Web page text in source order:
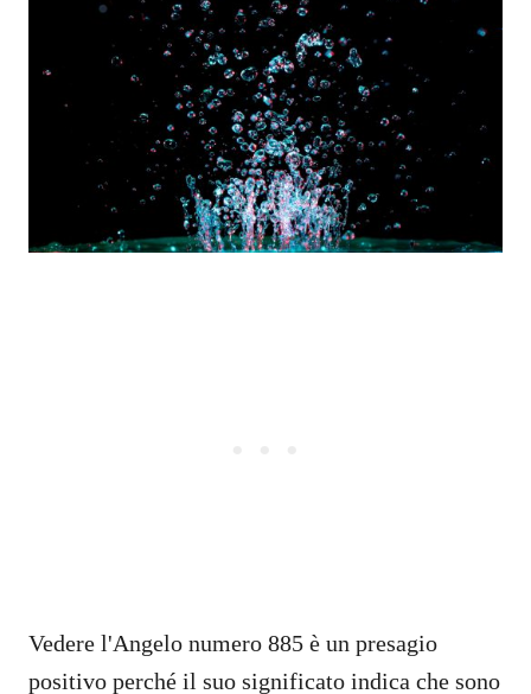
Vedere l'Angelo numero 885 è un presagio
positivo perché il suo significato indica che sono